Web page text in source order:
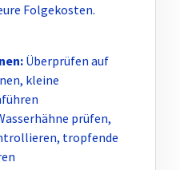
Folgekosten.
Überprüfen auf
kleine
prüfen,
tropfende